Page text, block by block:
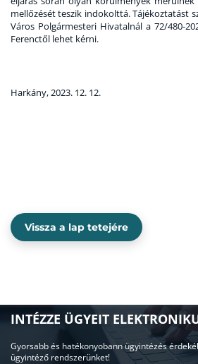
mellőzését teszik indokolttá. Tájékoztatást
Város Polgármesteri Hivatalnál a 72/480-
Ferenctől lehet kérni.
Harkány, 2023. 12. 12.
Vissza a lap tetejére
INTÉZZE ÜGYEIT
Gyorsabb és hatékonyobann ügyintézés
ügyintéző rendszerünket!